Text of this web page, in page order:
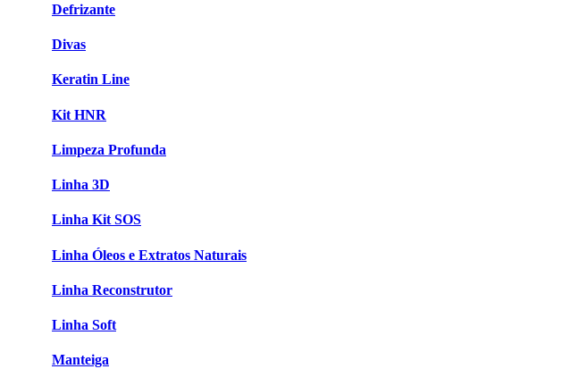
Defrizante
Divas
Keratin Line
Kit HNR
Limpeza Profunda
Linha 3D
Linha Kit SOS
Linha Óleos e Extratos Naturais
Linha Reconstrutor
Linha Soft
Manteiga